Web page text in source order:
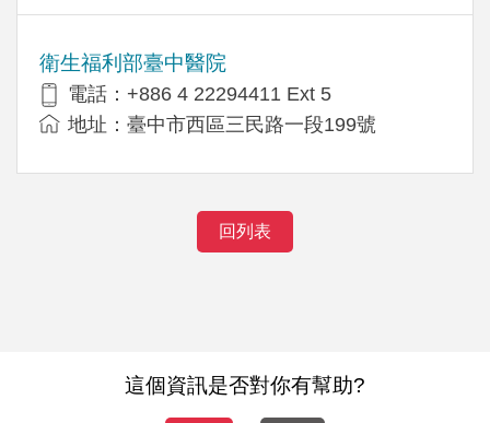
衛生福利部臺中醫院
電話：+886 4 22294411 Ext 5
地址：臺中市西區三民路一段199號
回列表
這個資訊是否對你有幫助?